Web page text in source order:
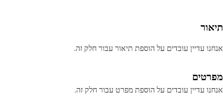
עדיין עובדים על הוספת תיאור עבור חלק זה.
עדיין עובדים על הוספת מפרט עבור חלק זה.